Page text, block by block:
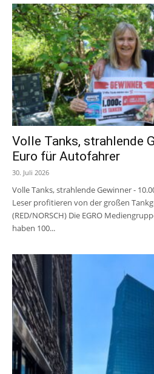
Volle Tanks, strahlende
Euro für Autofahrer
30. Juli 2026
Volle Tanks, strahlende Gewinner -
Leser profitieren von der großen
(RED/NORSCH) Die EGRO
haben 100...